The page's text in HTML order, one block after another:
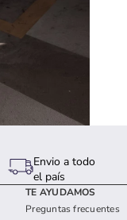
Envio a todo
el país
TE AYUDAMOS
Preguntas frecuentes